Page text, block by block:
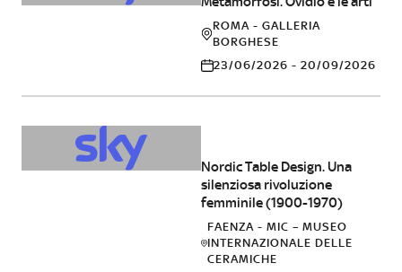
ROMA - GALLERIA
BORGHESE
23/06/2026 - 20/09/2026
Nordic Table Design. Una
silenziosa rivoluzione
femminile (1900-1970)
FAENZA - MIC – MUSEO
INTERNAZIONALE DELLE
CERAMICHE